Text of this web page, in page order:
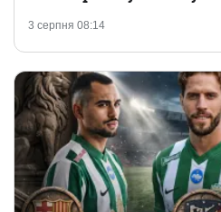
3 серпня 08:14